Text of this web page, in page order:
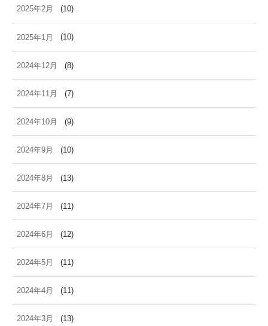
2025年2月 (10)
2025年1月 (10)
2024年12月 (8)
2024年11月 (7)
2024年10月 (9)
2024年9月 (10)
2024年8月 (13)
2024年7月 (11)
2024年6月 (12)
2024年5月 (11)
2024年4月 (11)
2024年3月 (13)